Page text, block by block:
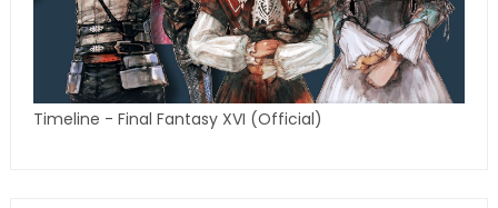
Timeline - Final Fantasy XVI (Official)